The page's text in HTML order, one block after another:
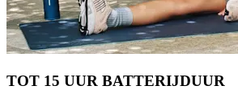
TOT 15 UUR BATTERIJDUUR